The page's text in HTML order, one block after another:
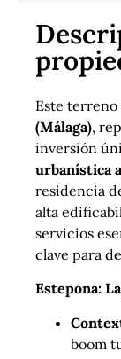
Este terreno
(Málaga),
inversión
urbanística
residencia
alta
servicios
clave para
Estepona:
boom